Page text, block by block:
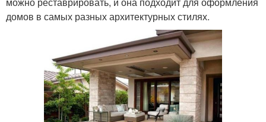
домов в самых разных архитектурных стилях.